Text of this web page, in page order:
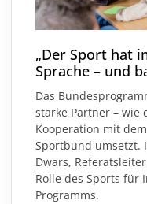
„Der Sport hat
Sprache – und
Das
starke Partner – wie
Kooperation mit
Sportbund umsetzt.
Dwars,
Rolle des Sports für
Programms.